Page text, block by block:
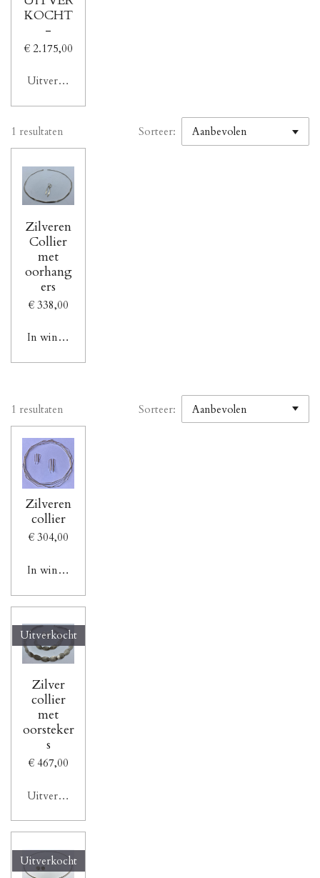
KOCHT
-
€ 2.175,00
Uitverkocht
1 resultaten Sorteer:
Zilveren
Collier
met
oorhang
ers
€ 338,00
In winkelwagen
1 resultaten Sorteer:
Zilveren
collier
€ 304,00
In winkelwagen
Uitverkocht
Zilver
collier
met
oorsteker
s
€ 467,00
Uitverkocht
Uitverkocht